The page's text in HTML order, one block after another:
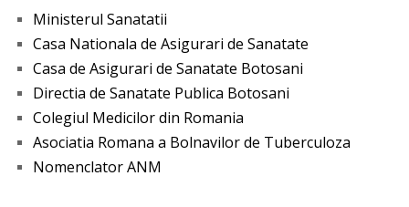
Ministerul Sanatatii
Casa Nationala de Asigurari de Sanatate
Casa de Asigurari de Sanatate Botosani
Directia de Sanatate Publica Botosani
Colegiul Medicilor din Romania
Asociatia Romana a Bolnavilor de Tuberculoza
Nomenclator ANM